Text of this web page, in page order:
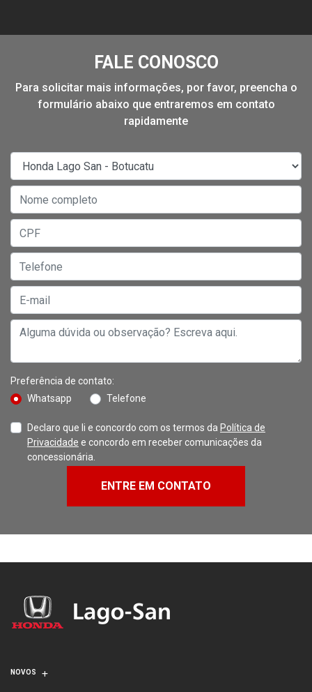
FALE CONOSCO
Para solicitar mais informações, por favor, preencha o
formulário abaixo que entraremos em contato
rapidamente
Preferência de contato:
Whatsapp
Telefone
Declaro que li e concordo com os termos da Política de
Privacidade e concordo em receber comunicações da
concessionária.
ENTRE EM CONTATO
NOVOS